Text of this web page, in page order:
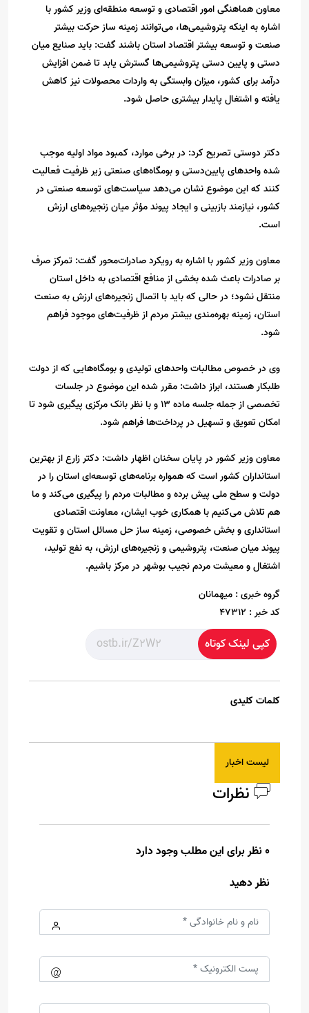
معاون هماهنگی امور اقتصادی و توسعه منطقه‌ای وزیر کشور با
اشاره به اینکه پتروشیمی‌ها، می‌توانند زمینه ساز حرکت بیشتر
صنعت و توسعه بیشتر اقتصاد استان باشند گفت: باید صنایع میان
دستی و پایین دستی پتروشیمی‌ها گسترش یابد تا ضمن افزایش
درآمد برای کشور، میزان وابستگی به واردات محصولات نیز کاهش
یافته و اشتغال پایدار بیشتری حاصل شود.
دکتر دوستی تصریح کرد: در برخی موارد، کمبود مواد اولیه موجب
شده واحدهای پایین‌دستی و بومگاه‌های صنعتی زیر ظرفیت فعالیت
کنند که این موضوع نشان می‌دهد سیاست‌های توسعه صنعتی در
کشور، نیازمند بازبینی و ایجاد پیوند مؤثر میان زنجیره‌های ارزش
است.
معاون وزیر کشور با اشاره به رویکرد صادرات‌محور گفت: تمرکز صرف
بر صادرات باعث شده بخشی از منافع اقتصادی به داخل استان
منتقل نشود؛ در حالی که باید با اتصال زنجیره‌های ارزش به صنعت
استان، زمینه بهره‌مندی بیشتر مردم از ظرفیت‌های موجود فراهم
شود.
وی در خصوص مطالبات واحدهای تولیدی و بومگاه‌هایی که از دولت
طلبکار هستند، ابراز داشت: مقرر شده این موضوع در جلسات
تخصصی از جمله جلسه ماده 13 و با نظر بانک مرکزی پیگیری شود تا
امکان تعویق و تسهیل در پرداخت‌ها فراهم شود.
معاون وزیر کشور در پایان سخنان اظهار داشت: دکتر زارع از بهترین
استانداران کشور است که همواره برنامه‌های توسعه‌ای استان را در
دولت و سطح ملی پیش برده و مطالبات مردم را پیگیری می‌کند و ما
هم تلاش می‌کنیم با همکاری خوب ایشان، معاونت اقتصادی
استانداری و بخش خصوصی، زمینه ساز حل مسائل استان و تقویت
پیوند میان صنعت، پتروشیمی و زنجیره‌های ارزش، به نفع تولید،
اشتغال و معیشت مردم نجیب بوشهر در مرکز باشیم.
گروه خبری : میهمانان
کد خبر : 47312
کپی لینک کوتاه
کلمات کلیدی
لیست اخبار
نظرات
0 نظر برای این مطلب وجود دارد
نظر دهید